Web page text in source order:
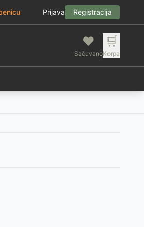
Prijava Registracija
❤️
Sačuvano
🛒
Korpa